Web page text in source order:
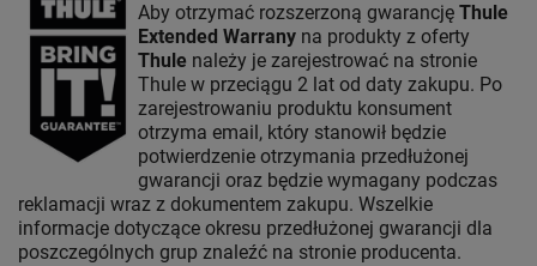
Aby otrzymać rozszerzoną gwarancję Thule
Extended Warrany na produkty z oferty
Thule należy je zarejestrować na stronie
Thule w przeciągu 2 lat od daty zakupu. Po
zarejestrowaniu produktu konsument
otrzyma email, który stanowił będzie
potwierdzenie otrzymania przedłużonej
gwarancji oraz będzie wymagany podczas
reklamacji wraz z dokumentem zakupu. Wszelkie
informacje dotyczące okresu przedłużonej gwarancji dla
poszczególnych grup znaleźć na stronie producenta.